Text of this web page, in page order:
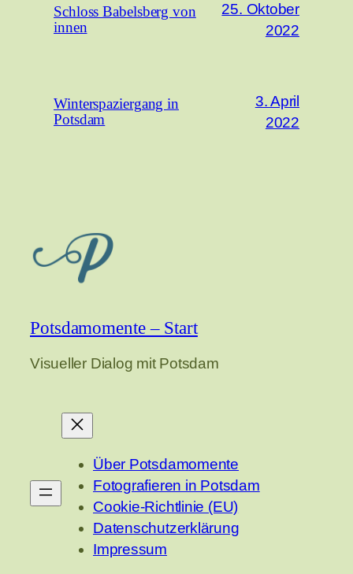
Schloss Babelsberg von
innen
25. Oktober
2022
Winterspaziergang in
Potsdam
3. April
2022
Potsdamomente – Start
Visueller Dialog mit Potsdam
Über Potsdamomente
Fotografieren in Potsdam
Cookie-Richtlinie (EU)
Datenschutzerklärung
Impressum